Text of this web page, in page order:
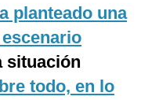
planteado una
situación
todo, en lo